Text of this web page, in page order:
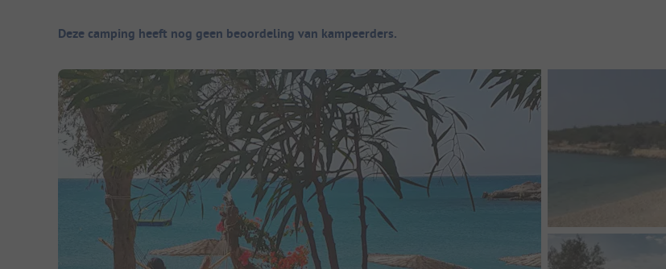
Camping overzicht
Deze camping heeft nog geen beoordeling van kampeerders.